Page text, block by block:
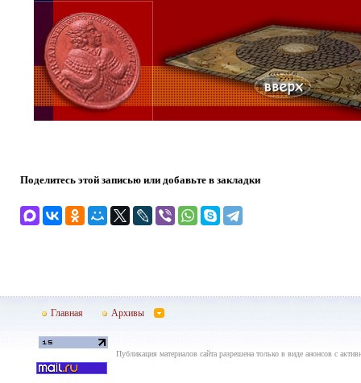
Поделитесь этой записью или добавьте в закладки
Главная Архивы
Публикация материалов сайта разрешена только в виде анонсов с